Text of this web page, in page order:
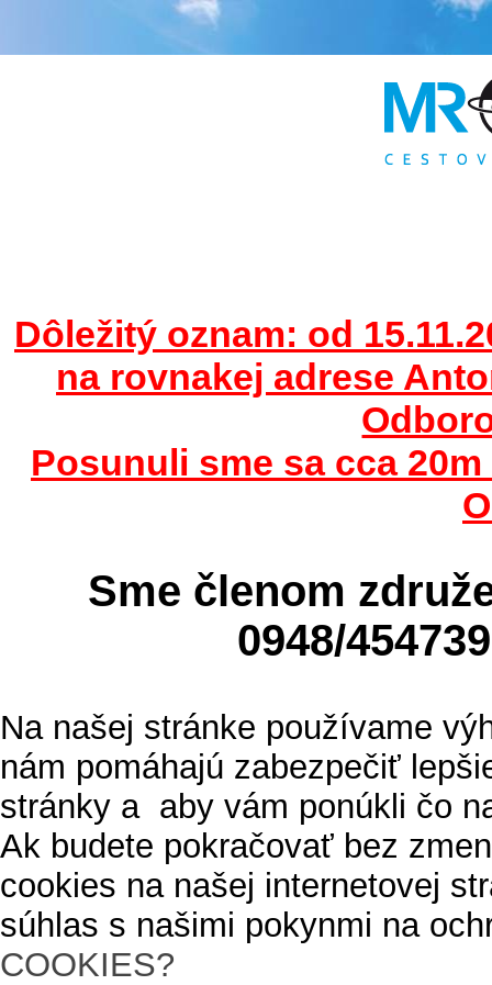
Dôležitý oznam: od
na rovnakej adrese
Posunuli sme sa cca
Sme členom
0948/
Na našej stránke používame
nám pomáhajú zabezpečiť
stránky a aby vám ponúkli čo
Ak budete pokračovať bez
cookies na našej internetovej
súhlas s našimi pokynmi na
COOKIES?